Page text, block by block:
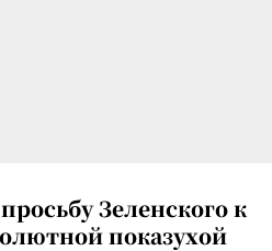
Зеленского к
показухой